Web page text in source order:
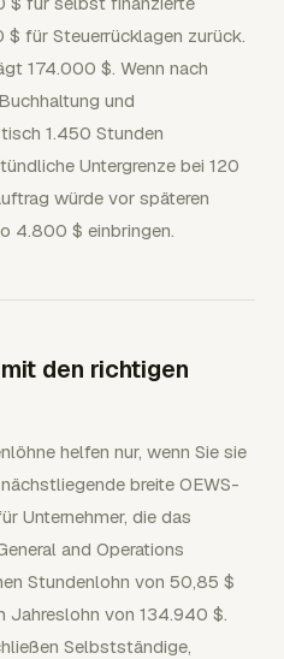
für Steuerrücklagen zurück.
174.000 $. Wenn nach
und
1.450 Stunden
Untergrenze bei 120
würde vor späteren
4.800 $ einbringen.
den richtigen
helfen nur, wenn Sie sie
breite OEWS-
Unternehmer, die das
and Operations
Stundenlohn von 50,85 $
Jahreslohn von 134.940 $.
Selbstständige,